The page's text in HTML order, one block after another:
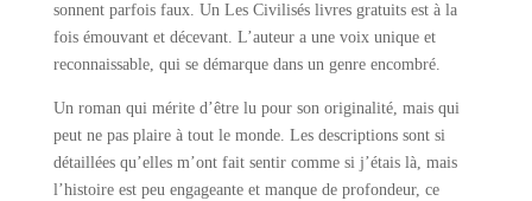
sonnent parfois faux. Un Les Civilisés livres gratuits est à la
fois émouvant et décevant. L’auteur a une voix unique et
reconnaissable, qui se démarque dans un genre encombré.
Un roman qui mérite d’être lu pour son originalité, mais qui
peut ne pas plaire à tout le monde. Les descriptions sont si
détaillées qu’elles m’ont fait sentir comme si j’étais là, mais
l’histoire est peu engageante et manque de profondeur, ce